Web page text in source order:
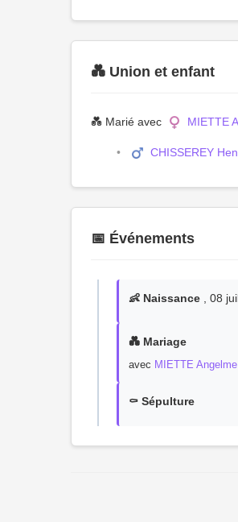
💑 Union et enfant
💑 Marié avec MIETTE
CHISSEREY
📅 Événements
👶 Naissance , 08
💑 Mariage
avec MIETTE
⚰️ Sépulture